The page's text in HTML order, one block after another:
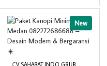
New
CV SAHABAT INDO GRUB